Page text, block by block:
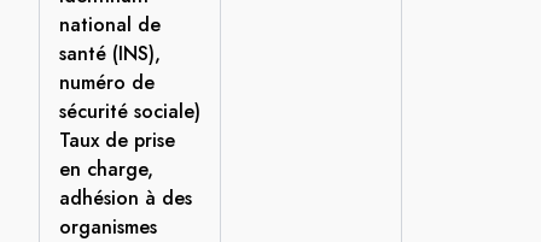
national de
santé (INS),
numéro de
sécurité sociale)
Taux de prise
en charge,
adhésion à des
organismes